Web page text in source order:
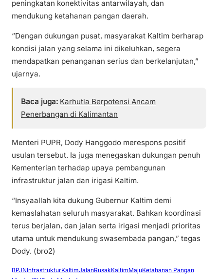
peningkatan konektivitas antarwilayah, dan
mendukung ketahanan pangan daerah.
“Dengan dukungan pusat, masyarakat Kaltim berharap
kondisi jalan yang selama ini dikeluhkan, segera
mendapatkan penanganan serius dan berkelanjutan,”
ujarnya.
Baca juga: Karhutla Berpotensi Ancam
Penerbangan di Kalimantan
Menteri PUPR, Dody Hanggodo merespons positif
usulan tersebut. Ia juga menegaskan dukungan penuh
Kementerian terhadap upaya pembangunan
infrastruktur jalan dan irigasi Kaltim.
“Insyaallah kita dukung Gubernur Kaltim demi
kemaslahatan seluruh masyarakat. Bahkan koordinasi
terus berjalan, dan jalan serta irigasi menjadi prioritas
utama untuk mendukung swasembada pangan,” tegas
Dody. (bro2)
BPJNInfrastrukturKaltimJalanRusakKaltimMajuKetahanan Pangan